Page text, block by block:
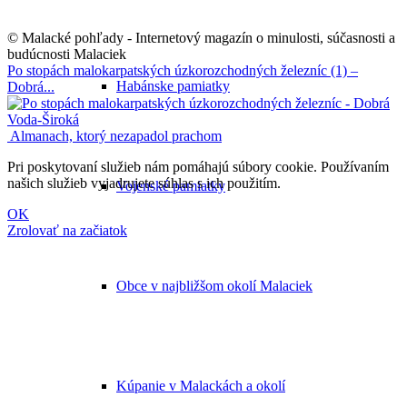
Habánske pamiatky
Vojenské pamiatky
Obce v najbližšom okolí Malaciek
Kúpanie v Malackách a okolí
© Malacké pohľady - Internetový magazín o minulosti, súčasnosti a
budúcnosti Malaciek
Po stopách malokarpatských úzkorozchodných železníc (1) –
Dobrá...
Almanach, ktorý nezapadol prachom
Pri poskytovaní služieb nám pomáhajú súbory cookie. Používaním
našich služieb vyjadrujete súhlas s ich použitím.
OK
Zrolovať na začiatok